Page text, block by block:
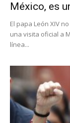
México, es
El papa León XIV
una visita oficial a
línea...